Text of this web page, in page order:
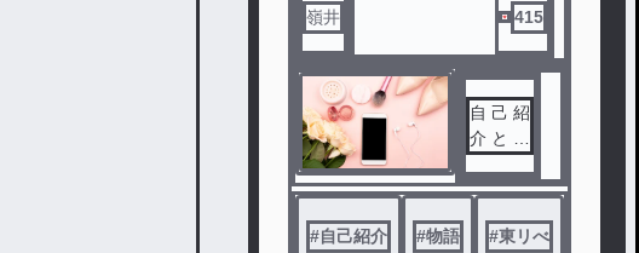
れ、痛
い事、
いな主
人公が
みんな
するお
嶺井 415
自 己 紹
介 と 今
語 に つ
#自己紹介 #物語 #東リべ